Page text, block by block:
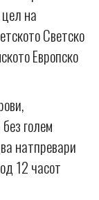
на
Светско
Европско
голем
натпревари
12 часот